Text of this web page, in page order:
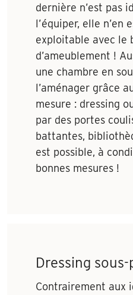
dernière n’est pas
l’équiper, elle n’en
exploitable avec le
d’ameublement !
une chambre en
l’aménager grâce
mesure : dressing
par des portes
battantes,
est possible, à
bonnes mesures !
Dressing
Contrairement aux